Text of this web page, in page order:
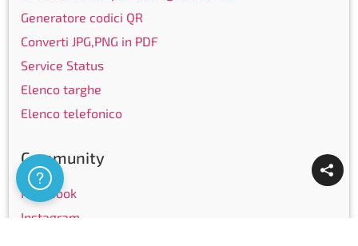
Generatore codici QR
Converti JPG,PNG in PDF
Service Status
Elenco targhe
Elenco telefonico
Community
Facebook
Instagram